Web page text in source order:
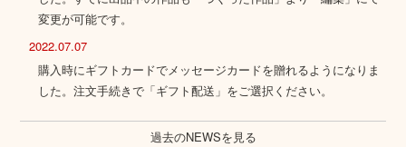
変更が可能です。
2022.07.07
購入時にギフトカードでメッセージカードを贈れるようになりま
した。注文手続きで「ギフト配送」をご選択ください。
過去のNEWSを見る